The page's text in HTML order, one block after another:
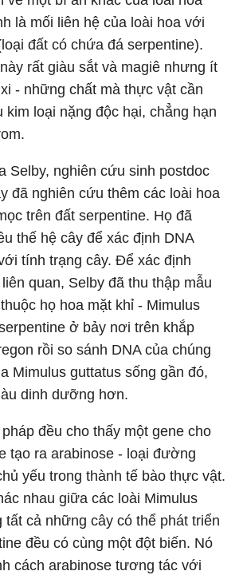
là mối liên hệ của loài hoa với
đất có chứa đá serpentine).
rất giàu sắt và magiê nhưng ít
- những chất mà thực vật cần
kim loại nặng độc hại, chẳng hạn
Selby, nghiên cứu sinh postdoc
đã nghiên cứu thêm các loài hoa
trên đất serpentine. Họ đã
thế hệ cây để xác định DNA
tính trạng cây. Để xác định
quan, Selby đã thu thập mẫu
họ hoa mặt khỉ - Mimulus
ở bảy nơi trên khắp
rồi so sánh DNA của chúng
Mimulus guttatus sống gần đó,
dinh dưỡng hơn.
đều cho thấy một gene cho
tạo ra arabinose - loại đường
yếu trong thành tế bào thực vật.
nhau giữa các loài Mimulus
tất cả những cây có thể phát triển
đều có cùng một đột biến. Nó
cách arabinose tương tác với